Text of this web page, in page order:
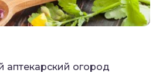
аптекарский огород